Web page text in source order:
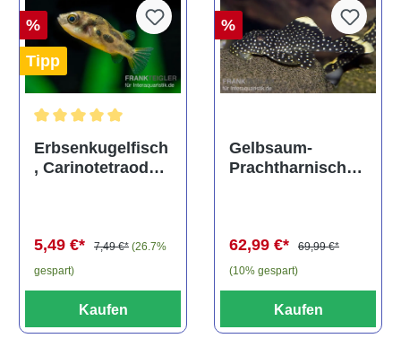
%
Tipp
Erbsenkugelfisch
, Carinotetraodon
5,49 €* 7,49 €* (26.7%
gespart)
Kaufen
%
Gelbsaum-
Prachtharnischw
62,99 €*
69,99 €*
(10% gespart)
Kaufen